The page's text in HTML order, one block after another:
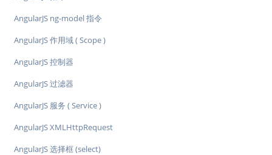
AngularJS ng-model 指令
AngularJS 作用域 ( Scope )
AngularJS 控制器
AngularJS 过滤器
AngularJS 服务 ( Service )
AngularJS XMLHttpRequest
AngularJS 选择框 (select)